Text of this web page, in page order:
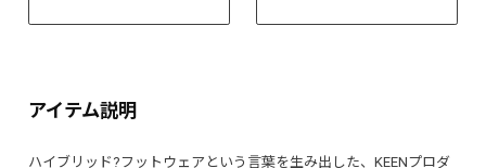
アイテム説明
ハイブリッド?フットウェアという言葉を生み出した、KEENプロダ